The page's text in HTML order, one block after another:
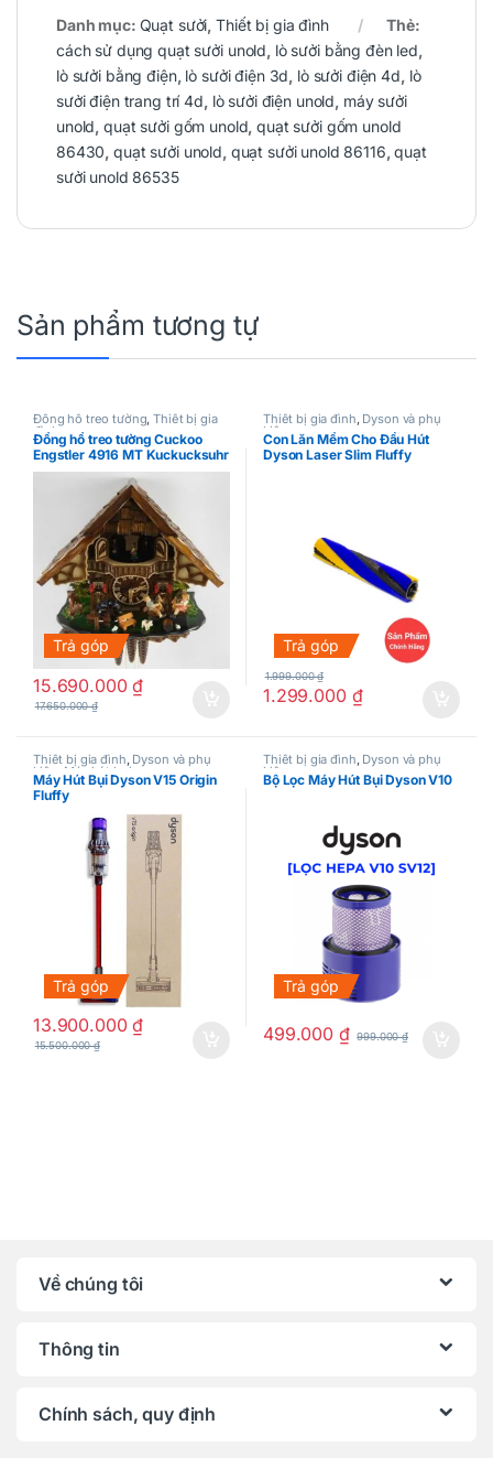
Danh mục: Quạt sưởi,Thiết bị gia đình
Thẻ:
cách sử dụng quạt sưởi unold, lò sưởi bằng đèn led,
lò sưởi bằng điện, lò sưởi điện 3d, lò sưởi điện 4d, lò
sưởi điện trang trí 4d, lò sưởi điện unold, máy sưởi
unold,quạt sưởi gốm unold,quạt sưởi gốm unold
86430,quạt sưởi unold, quạt sưởi unold 86116,quạt
sưởi unold 86535
Sản phẩm tương tự
Đồng hồ treo tường,Thiết bị gia
đình
Đồng hồ treo tường Cuckoo
Engstler 4916 MT Kuckucksuhr
34 cm (cơ) Made in Germany
Trả góp
15.690.000₫
17.650.000₫
Thiết bị gia đình, Dyson và phụ
kiện
Con Lăn Mềm Cho Đầu Hút
Dyson Laser Slim Fluffy
Trả góp
1.299.000 ₫
1.999.000₫
Thiết bị gia đình, Dyson và phụ
kiện ,Máy hút bụi
Máy Hút Bụi Dyson V15 Origin
Fluffy
Trả góp
13.900.000₫
15.500.000₫
Thiết bị gia đình, Dyson và phụ
kiện
Bộ Lọc Máy Hút Bụi Dyson V10
Trả góp
499.000 ₫ 999.000₫
Về chúng tôi
Thông tin
Chính sách, quy định